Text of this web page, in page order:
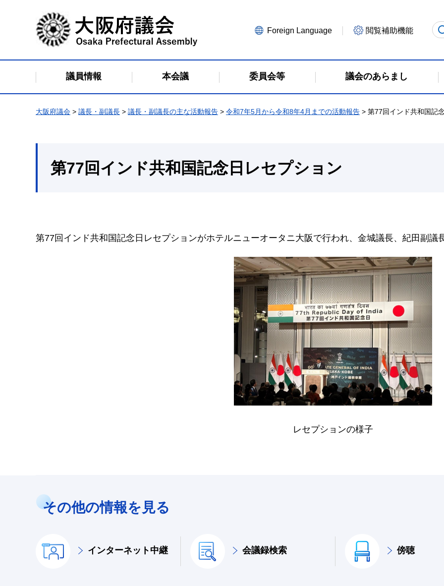
大阪府議会
Foreign Language 閲覧補助機能
議員情報 本会議 委員会等 議会のあらまし
大阪府議会 > 議長・副議長 > 議長・副議長の主な活動報告 > 令和7年5月から令和8年4月までの活動報告 > 第77回インド共和国記
第77回インド共和国記念日レセプション
第77回インド共和国記念日レセプションがホテルニューオータニ大阪で行われ、金城議長、紀田副議
レセプションの様子
その他の情報を見る
インターネット中継 会議録検索 傍聴